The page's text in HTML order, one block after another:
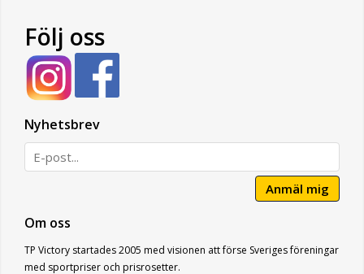
Följ oss
Nyhetsbrev
Anmäl mig
Om oss
TP Victory startades 2005 med visionen att förse Sveriges föreningar
med sportpriser och prisrosetter.